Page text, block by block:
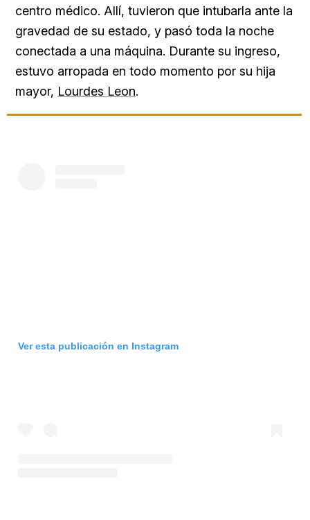
centro médico. Allí, tuvieron que intubarla ante la
gravedad de su estado, y pasó toda la noche
conectada a una máquina. Durante su ingreso,
estuvo arropada en todo momento por su hija
mayor, Lourdes Leon.
Ver esta publicación en Instagram